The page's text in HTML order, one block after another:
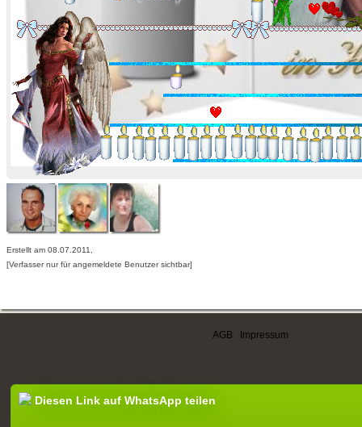
Erstellt am 08.07.2011,
[Verfasser nur für angemeldete Benutzer sichtbar]
AGB Impressum
Diesen Link auf WhatsApp teilen